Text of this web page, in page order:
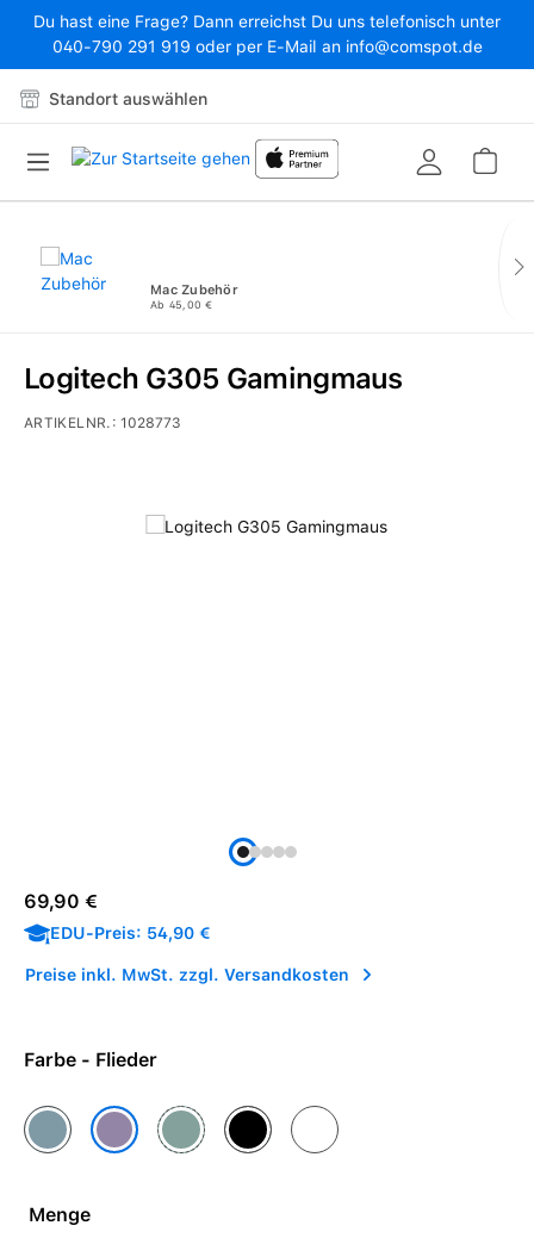
Zum Hauptinhalt springen
Du hast eine Frage? Dann erreichst Du uns telefonisch unter
040-790 291 919 oder per E-Mail an info@comspot.de
Standort auswählen
Mac Zubehör
Ab 45,00 €
Bildergalerie überspringen
Logitech G305 Gamingmaus
ARTIKELNR.:1028773
Regulärer Preis:
69,90 €
EDU-Preis: 54,90 €
Preise inkl. MwSt. zzgl. Versandkosten
Farbe - Flieder
Blau Flieder Mint SchwarzWeiß
Menge